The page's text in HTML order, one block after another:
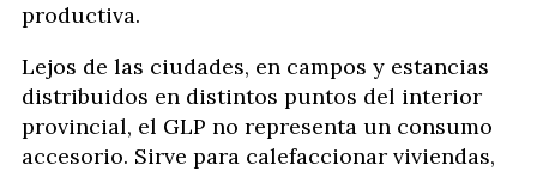
productiva.
Lejos de las ciudades, en campos y estancias
distribuidos en distintos puntos del interior
provincial, el GLP no representa un consumo
accesorio. Sirve para calefaccionar viviendas,